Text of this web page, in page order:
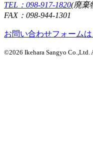
TEL：098-917-1820(廃棄
FAX：098-944-1301
お問い合わせフォーム
©2026 Ikehara Sangyo Co.,Ltd.